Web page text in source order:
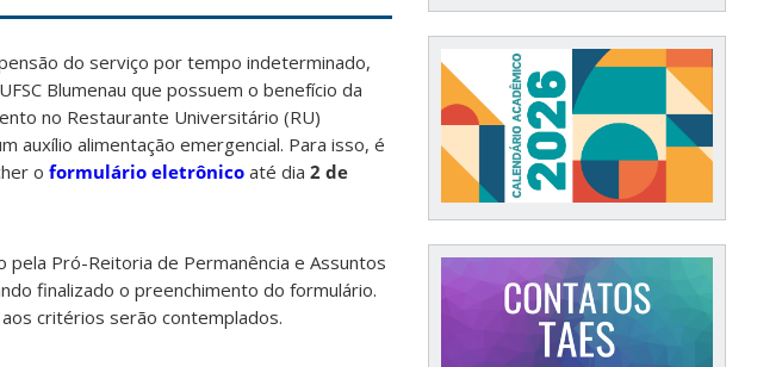
do serviço por tempo indeterminado,
Blumenau que possuem o benefício da
no Restaurante Universitário (RU)
auxílio alimentação emergencial. Para isso, é
o formulário eletrônico até dia 2 de
pela Pró-Reitoria de Permanência e Assuntos
finalizado o preenchimento do formulário.
critérios serão contemplados.